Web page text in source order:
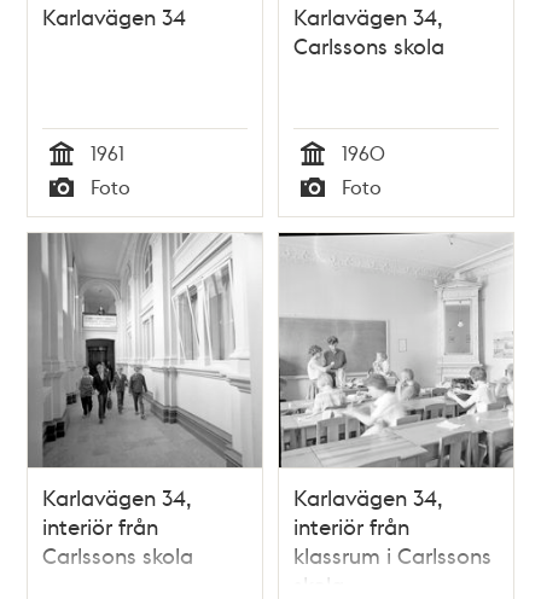
Karlavägen 34
Tid
1961
Typ
Foto
Karlavägen 34,
Carlssons skola
Tid
1960
Typ
Foto
Karlavägen 34,
interiör från
Carlssons skola
Karlavägen 34,
interiör från
klassrum i Carlssons
skola